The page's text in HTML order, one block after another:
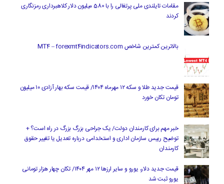
مقامات تایلندی ملی پرتغالی را با 580 میلیون دلار کلاهبرداری رمزنگاری
کردند
بالاترین کمترین شاخص MT4 – forexmt4indicators.com
قیمت جدید طلا و سکه ۱۲ مهرماه ۱۴۰۴/ قیمت سکه بهار آزادی ۱۰ میلیون
تومان تکان خورد
خبر مهم برای کارمندان دولت/ یک جراحی بزرگ بزرگ در راه است؟ +
توضیح رییس سازمان اداری و استخدامی درباره تعدیل یا تغییر حقوق
کارمندان
قیمت جدید دلار، یورو و سایر ارزها ۱۲ مهر ۱۴۰۴/ تکان چهار هزار تومانی
یورو ثبت شد